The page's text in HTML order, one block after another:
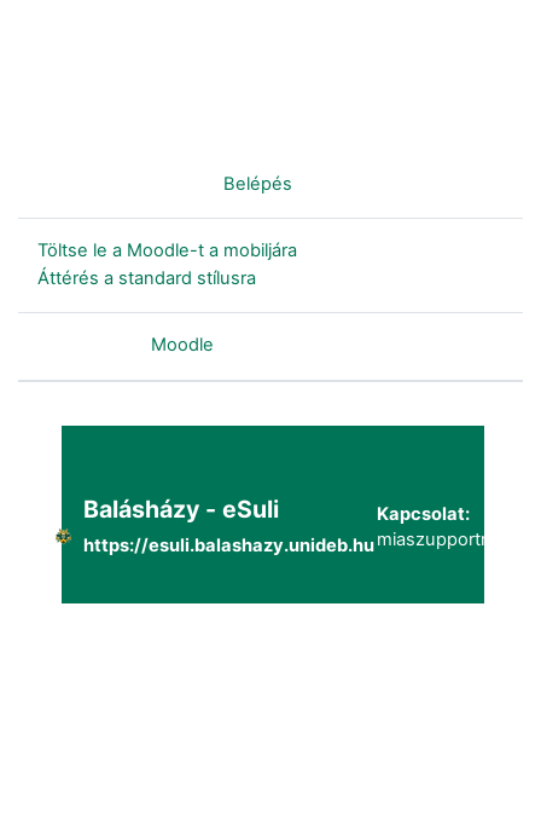
Belépés
Töltse le a Moodle-t a mobiljára
Áttérés a standard stílusra
Moodle
Balásházy - eSuli
https://esuli.balashazy.unideb.hu
Kapcsolat: